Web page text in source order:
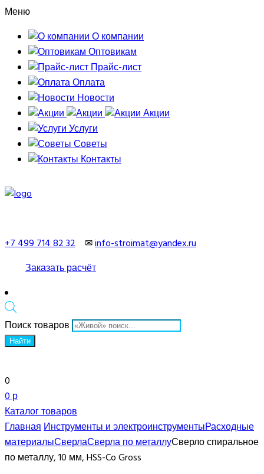
Меню
О компании
Оптовикам
Прайс-лист
Оплата
Новости
Акции
Услуги
Советы
Контакты
+7 499 714 82 32 ✉info-stroimat@yandex.ru
Заказать расчёт
Поиск товаров
Найти
0
0 р
Каталог товаров
ГлавнаяИнструменты и электроинструментыРасходные
материалыСверлаСверла по металлуСверло спиральное
по металлу, 10 мм, HSS-Co Gross